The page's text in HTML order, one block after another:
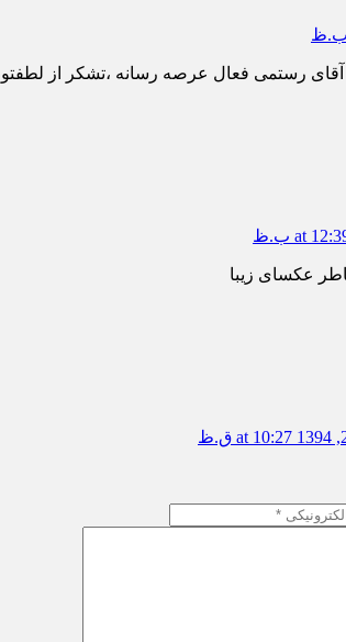
رستمی فعال عرصه رسانه ،تشکر از
عکسای زیبا